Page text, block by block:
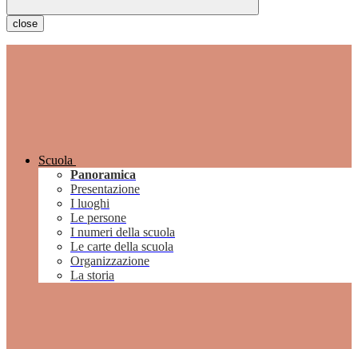
close
Scuola
Panoramica
Presentazione
I luoghi
Le persone
I numeri della scuola
Le carte della scuola
Organizzazione
La storia